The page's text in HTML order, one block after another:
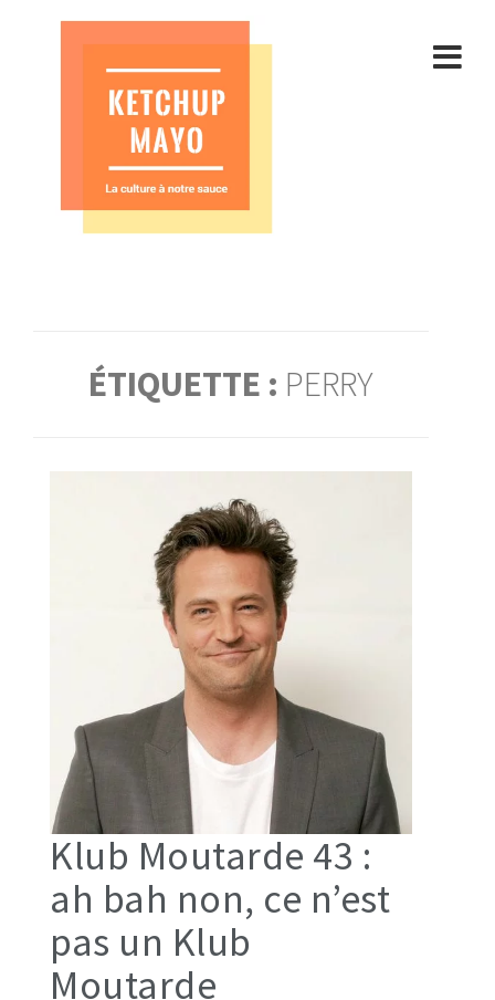
ÉTIQUETTE : PERRY
Klub Moutarde 43 :
ah bah non, ce n’est
pas un Klub
Moutarde